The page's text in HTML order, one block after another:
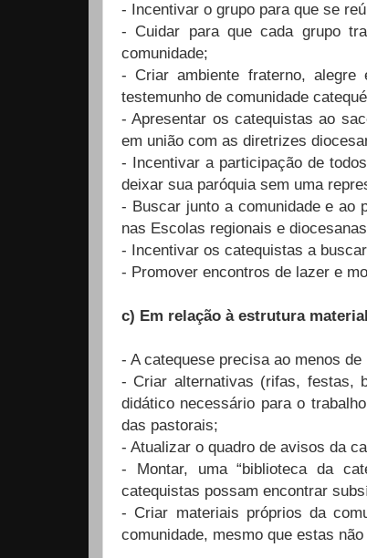
- Incentivar o grupo para que se
- Cuidar para que cada grupo
comunidade;
- Criar ambiente fraterno,
testemunho de comunidade
- Apresentar os catequistas ao
em união com as diretrizes
- Incentivar a participação de
deixar sua paróquia sem uma
- Buscar junto a comunidade e ao
nas Escolas regionais e
- Incentivar os catequistas a
- Promover encontros de lazer e
c) Em relação à estrutura
- A catequese precisa ao menos
- Criar alternativas (rifas, festas,
didático necessário para o
das pastorais;
- Atualizar o quadro de avisos da
- Montar, uma “biblioteca da
catequistas possam encontrar
- Criar materiais próprios da
comunidade, mesmo que estas